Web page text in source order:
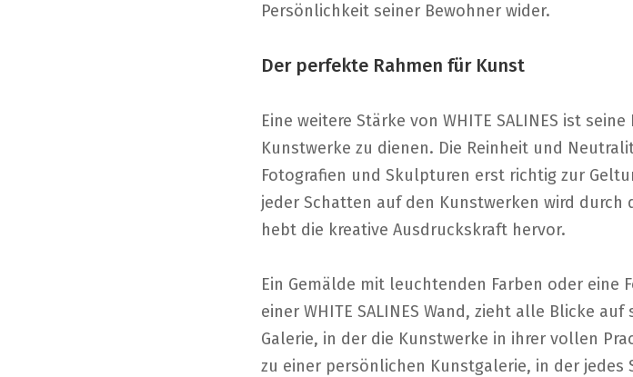
Persönlichkeit seiner Bewohner wider.
Der perfekte Rahmen für Kunst
Eine weitere Stärke von WHITE SALINES ist
Kunstwerke zu dienen. Die Reinheit und
Fotografien und Skulpturen erst richtig zur
jeder Schatten auf den Kunstwerken wird
hebt die kreative Ausdruckskraft hervor.
Ein Gemälde mit leuchtenden Farben oder eine
einer WHITE SALINES Wand, zieht alle Blicke
Galerie, in der die Kunstwerke in ihrer vollen
zu einer persönlichen Kunstgalerie, in der jedes